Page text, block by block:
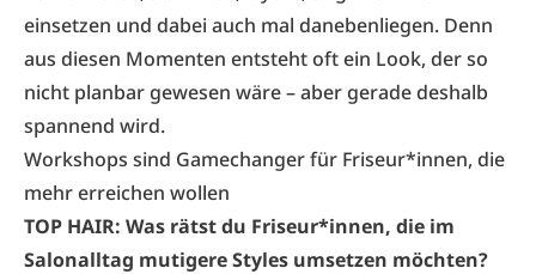
einsetzen und dabei auch mal danebenliegen. Denn
aus diesen Momenten entsteht oft ein Look, der so
nicht planbar gewesen wäre – aber gerade deshalb
spannend wird.
Workshops sind Gamechanger für Friseur*innen, die
mehr erreichen wollen
TOP HAIR: Was rätst du Friseur*innen, die im
Salonalltag mutigere Styles umsetzen möchten?